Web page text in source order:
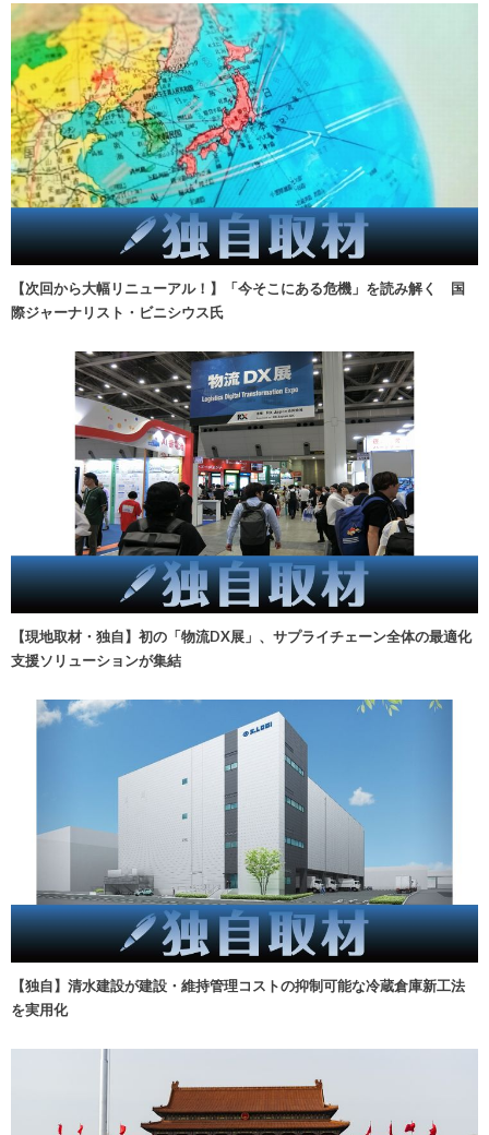
【次回から大幅リニューアル！】「今そこにある危機」を読み解く 国
際ジャーナリスト・ビニシウス氏
【現地取材・独自】初の「物流DX展」、サプライチェーン全体の最適化
支援ソリューションが集結
【独自】清水建設が建設・維持管理コストの抑制可能な冷蔵倉庫新工法
を実用化